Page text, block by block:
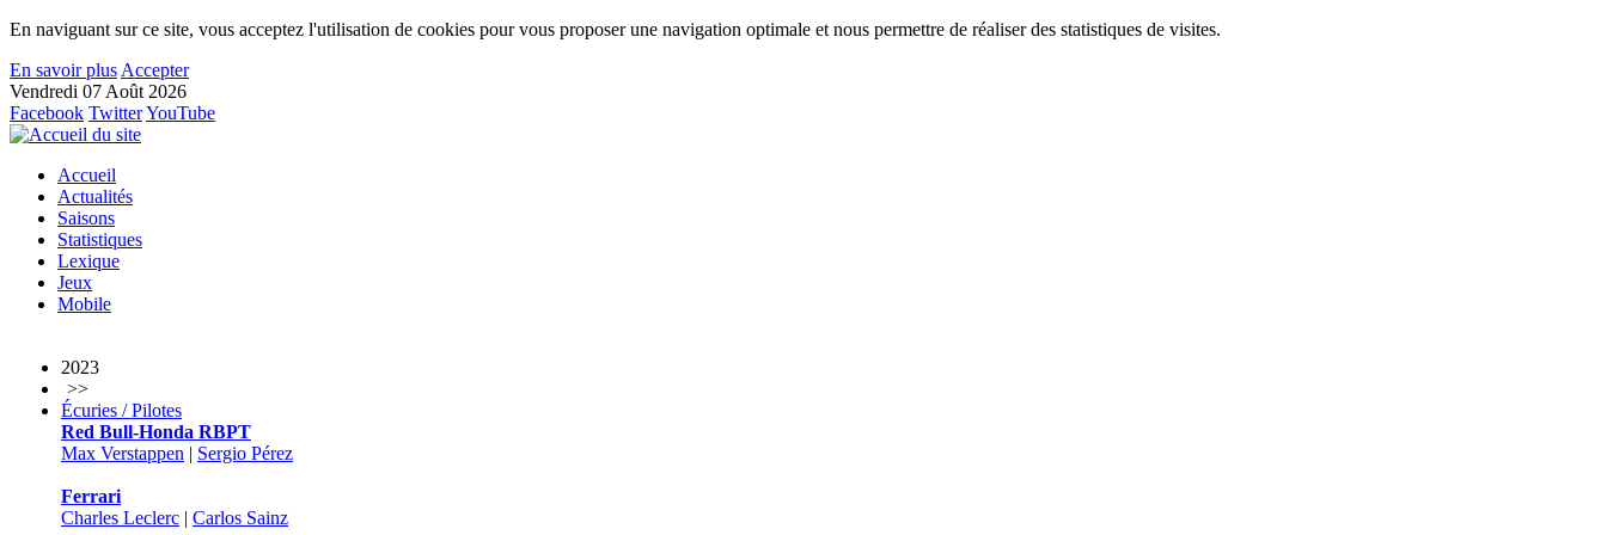
En naviguant sur ce site, vous acceptez l'utilisation de cookies pour vous proposer une navigation optimale et nous permettre de réaliser des statistiques de visites.
En savoir plus Accepter
Vendredi 07 Août 2026
Facebook TwitterYouTube
Accueil
Actualités
Saisons
Statistiques
Lexique
Jeux
Mobile
2023
>>
Écuries / Pilotes
Red Bull-Honda RBPT
Max Verstappen | Sergio Pérez
Ferrari
Charles Leclerc | Carlos Sainz